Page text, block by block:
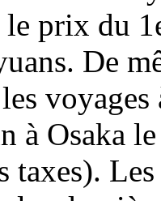
prix du
De
à Osaka
taxes).